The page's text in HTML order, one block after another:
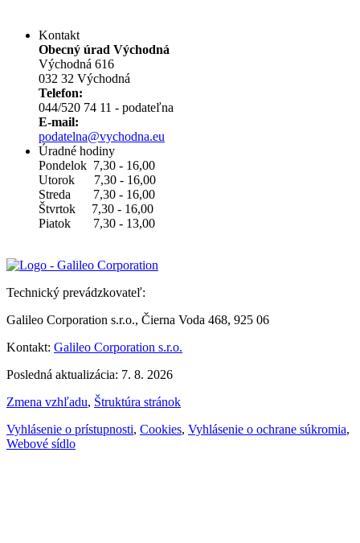
Kontakt
Obecný úrad Východná
Východná 616
032 32 Východná
Telefon:
044/520 74 11 - podateľna
E-mail:
podatelna@vychodna.eu
Úradné hodiny
Pondelok 7,30 - 16,00
Utorok 7,30 - 16,00
Streda 7,30 - 16,00
Štvrtok 7,30 - 16,00
Piatok 7,30 - 13,00
Technický prevádzkovateľ:
Galileo Corporation s.r.o., Čierna Voda 468, 925 06
Kontakt: Galileo Corporation s.r.o.
Posledná aktualizácia: 7. 8. 2026
Zmena vzhľadu, Štruktúra stránok
Vyhlásenie o prístupnosti, Cookies, Vyhlásenie o ochrane súkromia,
Webové sídlo